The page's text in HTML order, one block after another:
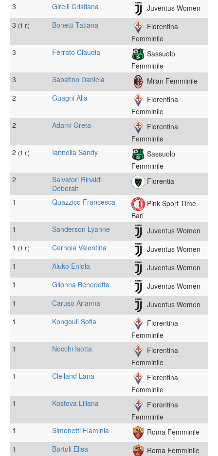
3
Girelli Cristiana
Juventus Women
3 (1 r.) Bonetti Tatiana
Fiorentina
Femminile
3
Ferrato Claudia
Sassuolo
Femminile
3
Sabatino Daniela
Milan Femminile
2
Guagni Alia
Fiorentina
Femminile
2
Adami Greta
Fiorentina
Femminile
2 (1 r.) Iannella Sandy
Sassuolo
Femminile
2
Salvatori Rinaldi
Deborah
Florentia
1 Quazzico Francesca
Pink Sport Time
Bari
1
Sanderson Lyanne
Juventus Women
1 (1 r.) Cernoia Valentina
Juventus Women
1
Aluko Eniola
Juventus Women
1
Glionna Benedetta
Juventus Women
1
Caruso Arianna
Juventus Women
1
Kongouli Sofia
Fiorentina
Femminile
1
Nocchi Isotta
Fiorentina
Femminile
1
Clelland Lana
Fiorentina
Femminile
1
Kostova Liliana
Fiorentina
Femminile
1
Simonetti Flaminia
Roma Femminile
1
Bartoli Elisa
Roma Femminile